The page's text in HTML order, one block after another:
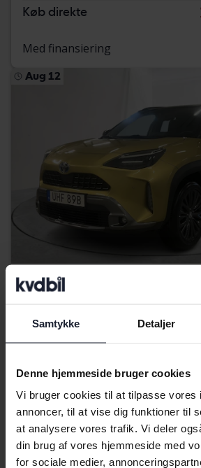
Samtykke Detaljer
Denne hjemmeside bruger cookies
Vi bruger cookies til at tilpasse vores
annoncer, til at vise dig funktioner til
at analysere vores trafik. Vi deler
din brug af vores hjemmeside med
for sociale medier,
Køb direkte
Med finansiering
Aug 12
Certificeret
Cross 1.5 Hybrid AWD
2023
34 800 kilometer
Startpris
Med finansiering
Køb direkte